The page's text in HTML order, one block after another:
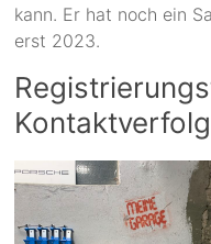
kann. Er hat noch ein
erst 2023.